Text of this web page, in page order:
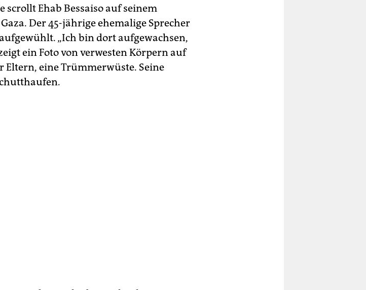
Ehab Bessaiso auf seinem
Der 45-jährige ehemalige Sprecher
„Ich bin dort aufgewachsen,
ein Foto von verwesten Körpern auf
Eltern, eine Trümmerwüste. Seine